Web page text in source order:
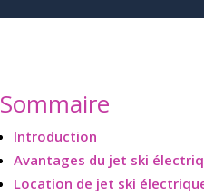
Sommaire
Introduction
Avantages du jet ski
Location de jet ski